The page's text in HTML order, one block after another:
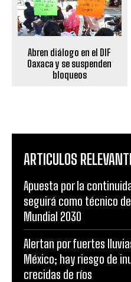
Abren diálogo en el DIF
Oaxaca y se suspenden
bloqueos
ARTICULOS
Apuesta por la
seguirá como técnico
Mundial 2030
Alertan por fuertes
México; hay riesgo de
crecidas de ríos